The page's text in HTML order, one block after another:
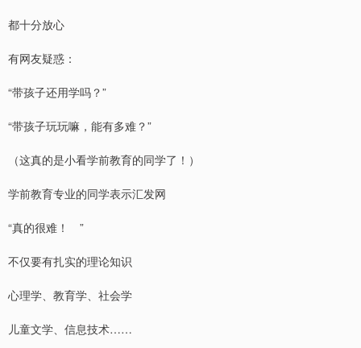
都十分放心
有网友疑惑：
“带孩子还用学吗？”
“带孩子玩玩嘛，能有多难？”
（这真的是小看学前教育的同学了！）
学前教育专业的同学表示汇发网
“真的很难！ ”
不仅要有扎实的理论知识
心理学、教育学、社会学
儿童文学、信息技术……